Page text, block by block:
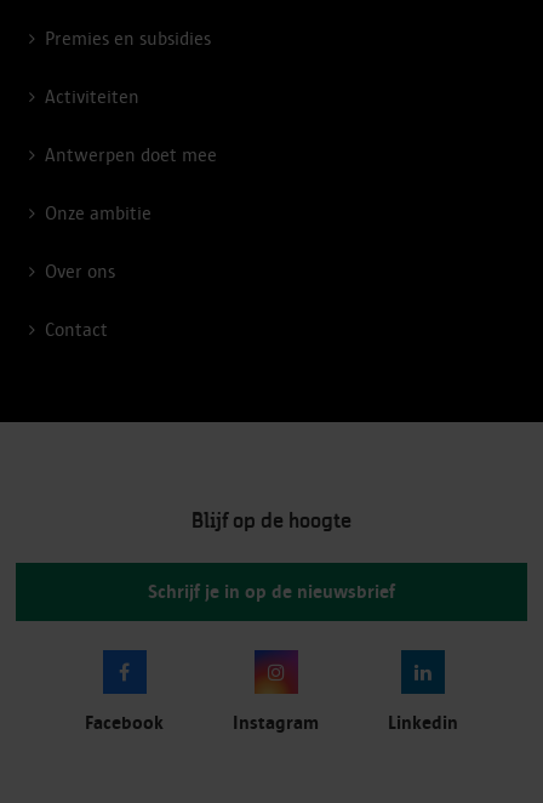
Premies en subsidies
Activiteiten
Antwerpen doet mee
Onze ambitie
Over ons
Contact
Blijf op de hoogte
Schrijf je in op de nieuwsbrief
Facebook Instagram Linkedin